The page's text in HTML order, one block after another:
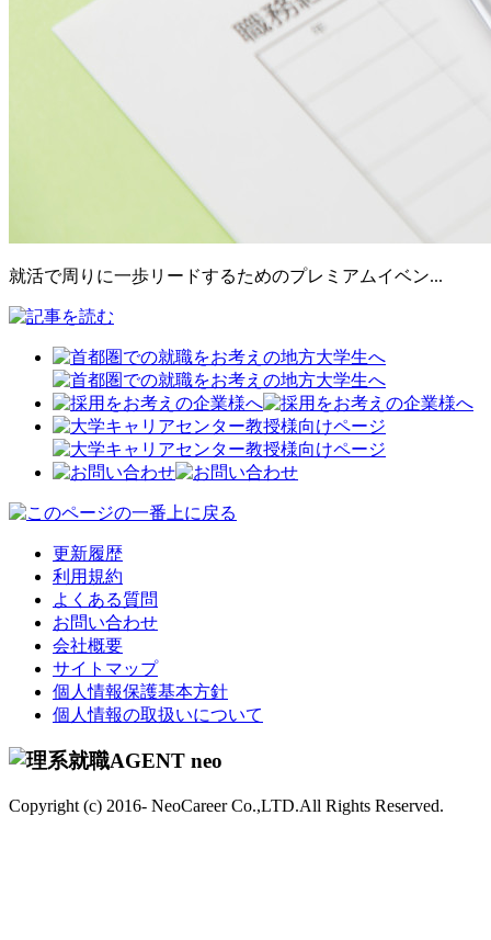
就活で周りに一歩リードするためのプレミアムイベン...
更新履歴
利用規約
よくある質問
お問い合わせ
会社概要
サイトマップ
個人情報保護基本方針
個人情報の取扱いについて
Copyright (c) 2016- NeoCareer Co.,LTD.All Rights Reserved.